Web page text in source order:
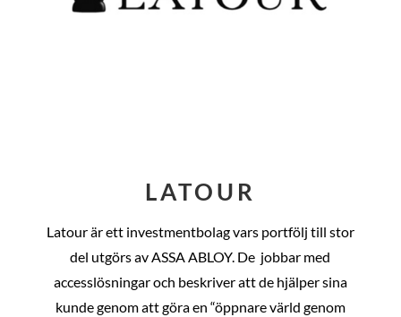
LATOUR
Latour är ett investmentbolag vars portfölj till stor
del utgörs av ASSA ABLOY. De jobbar med
accesslösningar och beskriver att de hjälper sina
kunde genom att göra en “öppnare värld genom